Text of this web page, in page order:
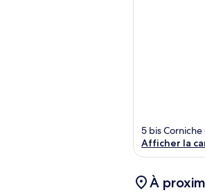
5 bis
Afficher la
À